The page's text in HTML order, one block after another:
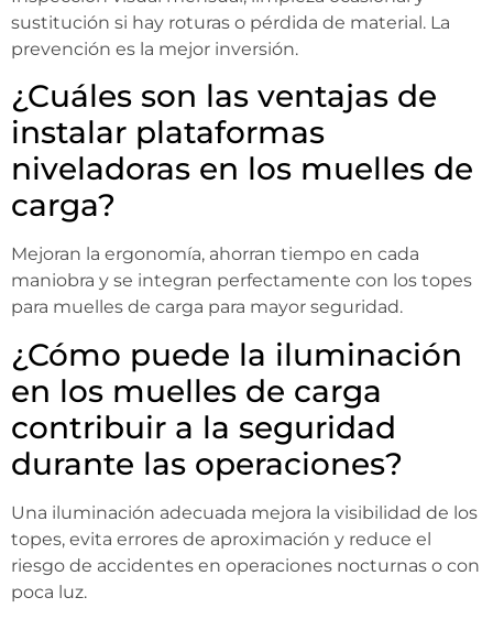
sustitución si hay roturas o pérdida de material. La
prevención es la mejor inversión.
¿Cuáles son las ventajas de
instalar plataformas
niveladoras en los muelles de
carga?
Mejoran la ergonomía, ahorran tiempo en cada
maniobra y se integran perfectamente con los topes
para muelles de carga para mayor seguridad.
¿Cómo puede la iluminación
en los muelles de carga
contribuir a la seguridad
durante las operaciones?
Una iluminación adecuada mejora la visibilidad de los
topes, evita errores de aproximación y reduce el
riesgo de accidentes en operaciones nocturnas o con
poca luz.